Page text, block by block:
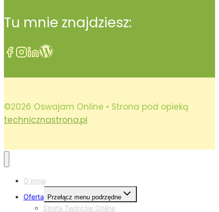
Tu mnie znajdziesz:
©2026 Oswajam Online • Strona pod opieką
technicznastrona.pl
O mnie
Oferta Przełącz menu podrzędne
Strefa Twórców Online